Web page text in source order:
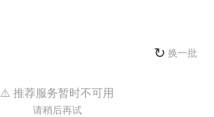
↻ 换一批
⚠️ 推荐服务暂时不可用
请稍后再试